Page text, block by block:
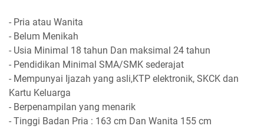
- Pria atau Wanita
- Belum Menikah
- Usia Minimal 18 tahun Dan maksimal 24 tahun
- Pendidikan Minimal SMA/SMK sederajat
- Mempunyai Ijazah yang asli,KTP elektronik, SKCK dan
Kartu Keluarga
- Berpenampilan yang menarik
- Tinggi Badan Pria : 163 cm Dan Wanita 155 cm